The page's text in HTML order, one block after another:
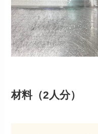
材料（2人分）